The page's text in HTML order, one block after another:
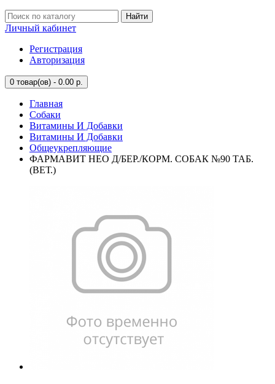
Найти
Личный кабинет
Регистрация
Авторизация
0 товар(ов) - 0.00 р.
Главная
Собаки
Витамины И Добавки
Витамины И Добавки
Общеукрепляющие
ФАРМАВИТ НЕО Д/БЕР./КОРМ. СОБАК №90 ТАБ.
(ВЕТ.)